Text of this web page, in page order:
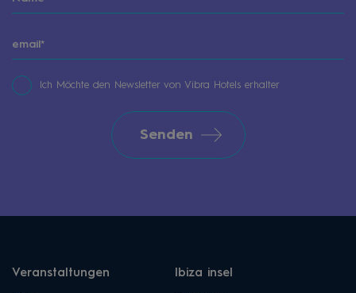
Ich Möchte den Newsletter von Vibra Hotels erhalter
Senden
Veranstaltungen Ibiza insel